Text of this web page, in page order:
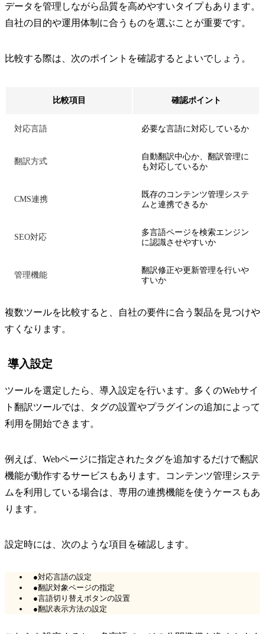
データを管理しながら品質を高めやすいタイプもあります。
自社の目的や運用体制に合うものを選ぶことが重要です。
比較する際は、次のポイントを確認するとよいでしょう。
比較項目 確認ポイント
対応言語 必要な言語に対応しているか
翻訳方式
自動翻訳中心か、翻訳管理に
も対応しているか
CMS連携
既存のコンテンツ管理システ
ムと連携できるか
SEO対応
多言語ページを検索エンジン
に認識させやすいか
管理機能
翻訳修正や更新管理を行いや
すいか
複数ツールを比較すると、自社の要件に合う製品を見つけや
すくなります。
導入設定
ツールを選定したら、導入設定を行います。多くのWebサイ
ト翻訳ツールでは、タグの設置やプラグインの追加によって
利用を開始できます。
例えば、Webページに指定されたタグを追加するだけで翻訳
機能が動作するサービスもあります。コンテンツ管理システ
ムを利用している場合は、専用の連携機能を使うケースもあ
ります。
設定時には、次のような項目を確認します。
●対応言語の設定
●翻訳対象ページの指定
●言語切り替えボタンの設置
●翻訳表示方法の設定